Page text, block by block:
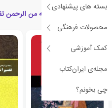
بسته های پیشنهادی
محصولات فرهنگی
کمک آموزشی
مجله‌ی ایران‌کتاب
چی بخونم؟
کتاب های مرتبط با رحمه من الرحمن